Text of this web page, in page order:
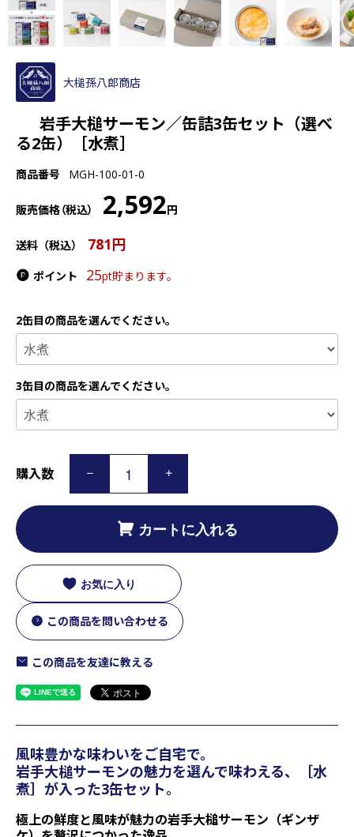
大槌孫八郎商店
岩手大槌サーモン／缶詰3缶セット（選べ
る2缶）［水煮］
商品番号 MGH-100-01-0
販売価格（税込） 2,592円
送料（税込） 781円
ポイント 25pt貯まります。
2缶目の商品を選んでください。
3缶目の商品を選んでください。
購入数
カートに入れる
お気に入り
この商品を問い合わせる
この商品を友達に教える
風味豊かな味わいをご自宅で。
岩手大槌サーモンの魅力を選んで味わえる、［水
煮］が入った3缶セット。
極上の鮮度と風味が魅力の岩手大槌サーモン（ギンザ